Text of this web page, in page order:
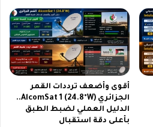
أقوى وأضعف ترددات القمر
الجزائري AlcomSat 1 (24.8°W)..
الدليل العملي لضبط الطبق
بأعلى دقة استقبال